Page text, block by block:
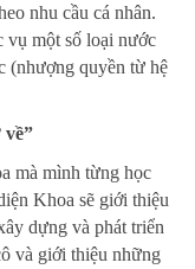
nhu cầu cá nhân.
vụ một số loại nước
(nhượng quyền từ hệ
mà mình từng học
Khoa sẽ giới thiệu
dựng và phát triển
và giới thiệu những